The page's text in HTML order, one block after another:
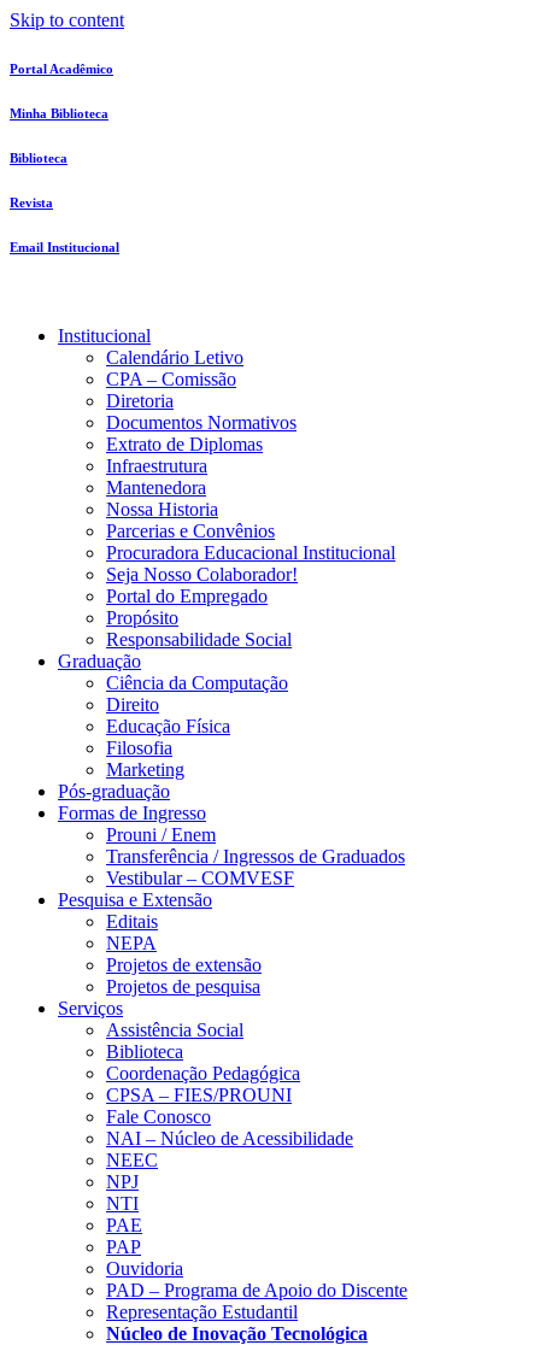
Skip to content
Portal Acadêmico
Minha Biblioteca
Biblioteca
Revista
Email Institucional
Institucional
Calendário Letivo
CPA – Comissão
Diretoria
Documentos Normativos
Extrato de Diplomas
Infraestrutura
Mantenedora
Nossa Historia
Parcerias e Convênios
Procuradora Educacional Institucional
Seja Nosso Colaborador!
Portal do Empregado
Propósito
Responsabilidade Social
Graduação
Ciência da Computação
Direito
Educação Física
Filosofia
Marketing
Pós-graduação
Formas de Ingresso
Prouni / Enem
Transferência / Ingressos de Graduados
Vestibular – COMVESF
Pesquisa e Extensão
Editais
NEPA
Projetos de extensão
Projetos de pesquisa
Serviços
Assistência Social
Biblioteca
Coordenação Pedagógica
CPSA – FIES/PROUNI
Fale Conosco
NAI – Núcleo de Acessibilidade
NEEC
NPJ
NTI
PAE
PAP
Ouvidoria
PAD – Programa de Apoio do Discente
Representação Estudantil
Núcleo de Inovação Tecnológica